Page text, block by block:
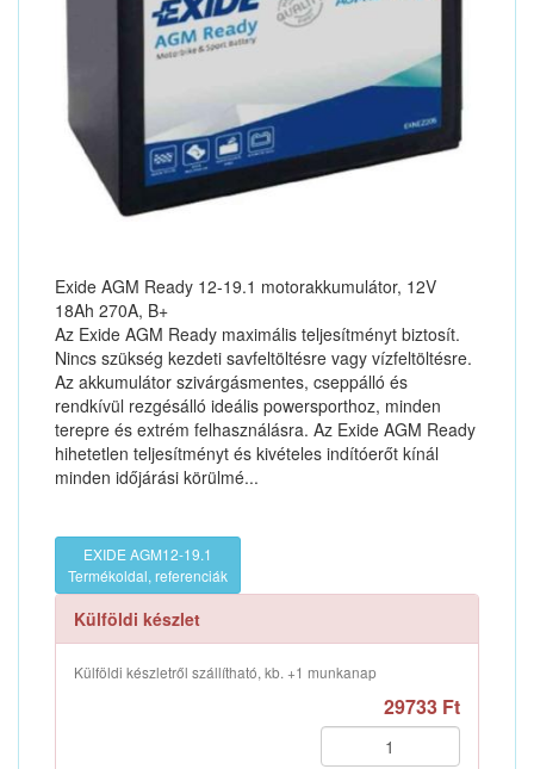
Exide AGM Ready 12-19.1 motorakkumulátor, 12V
18Ah 270A, B+
Az Exide AGM Ready maximális teljesítményt biztosít.
Nincs szükség kezdeti savfeltöltésre vagy vízfeltöltésre.
Az akkumulátor szivárgásmentes, cseppálló és
rendkívül rezgésálló ideális powersporthoz, minden
terepre és extrém felhasználásra. Az Exide AGM Ready
hihetetlen teljesítményt és kivételes indítóerőt kínál
minden időjárási körülmé...
EXIDE AGM12-19.1
Termékoldal, referenciák
Külföldi készlet
Külföldi készletről szállítható, kb. +1 munkanap
29733 Ft